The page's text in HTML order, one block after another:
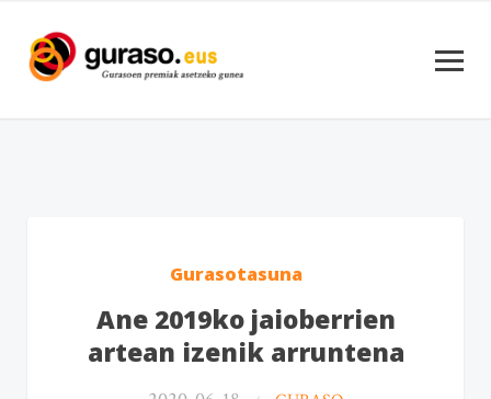
Gurasotasuna
Ane 2019ko jaioberrien
artean izenik arruntena